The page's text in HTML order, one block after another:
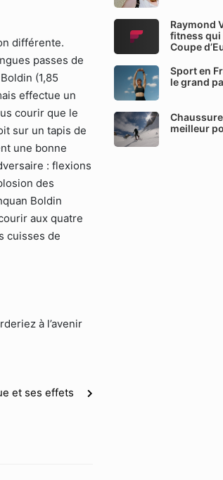
différente.
passes de
(1,85
effectue un
courir que le
sur un tapis de
une bonne
: flexions
des
Boldin
aux quatre
cuisses de
à l’avenir
et ses effets
Raymond
fitness qui
Coupe
Sport en
le grand
meilleur